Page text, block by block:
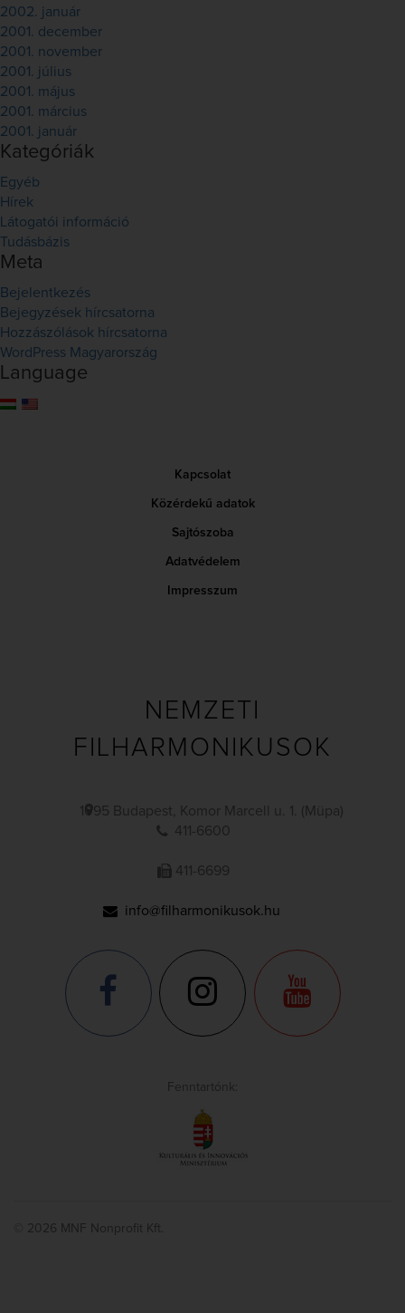
2002. január
2001. december
2001. november
2001. július
2001. május
2001. március
2001. január
Kategóriák
Egyéb
Hírek
Látogatói információ
Tudásbázis
Meta
Bejelentkezés
Bejegyzések hírcsatorna
Hozzászólások hírcsatorna
WordPress Magyarország
Language
Kapcsolat
Közérdekű adatok
Sajtószoba
Adatvédelem
Impresszum
NEMZETI
FILHARMONIKUSOK
1095 Budapest, Komor Marcell u. 1. (Müpa)
411-6600
411-6699
info@filharmonikusok.hu
Fenntartónk:
© 2026 MNF Nonprofit Kft.